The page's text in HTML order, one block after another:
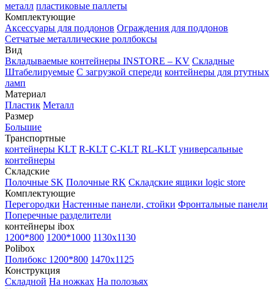
металл пластиковые паллеты
Комплектующие
Аксессуары для поддонов Ограждения для поддонов
Сетчатые металлические роллбоксы
Вид
Вкладываемые контейнеры INSTORE – KV Складные
Штабелируемые С загрузкой спереди контейнеры для ртутных
ламп
Материал
Пластик Металл
Размер
Большие
Транспортные
контейнеры KLT R-KLT C-KLT RL-KLT универсальные
контейнеры
Складские
Полочные SK Полочные RK Складские ящики logic store
Комплектующие
Перегородки Настенные панели, стойки Фронтальные панели
Поперечные разделители
контейнеры ibox
1200*800 1200*1000 1130x1130
Polibox
Полибокс 1200*800 1470х1125
Конструкция
Складной На ножках На полозьях